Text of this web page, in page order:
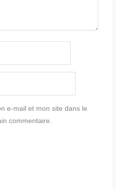
e-mail et mon site dans le
commentaire.